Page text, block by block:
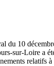
du 10
sur-Loire a
relatifs